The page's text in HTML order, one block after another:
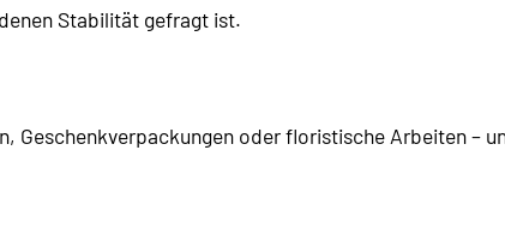
Stabilität gefragt ist.
Geschenkverpackungen oder floristische Arbeiten –